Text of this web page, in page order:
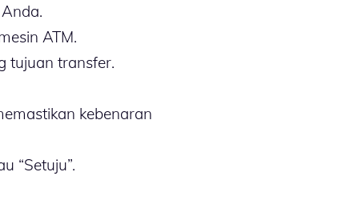
ATM.
tujuan transfer.
kebenaran
“Setuju”.